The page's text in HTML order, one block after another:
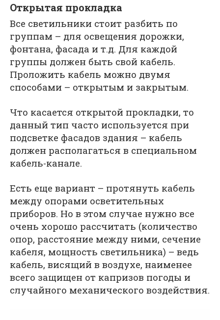
Открытая прокладка
Все светильники стоит разбить по
группам – для освещения дорожки,
фонтана, фасада и т.д. Для каждой
группы должен быть свой кабель.
Проложить кабель можно двумя
способами – открытым и закрытым.
Что касается открытой прокладки, то
данный тип часто используется при
подсветке фасадов здания – кабель
должен располагаться в специальном
кабель-канале.
Есть еще вариант – протянуть кабель
между опорами осветительных
приборов. Но в этом случае нужно все
очень хорошо рассчитать (количество
опор, расстояние между ними, сечение
кабеля, мощность светильника) – ведь
кабель, висящий в воздухе, наименее
всего защищен от капризов погоды и
случайного механического воздействия.